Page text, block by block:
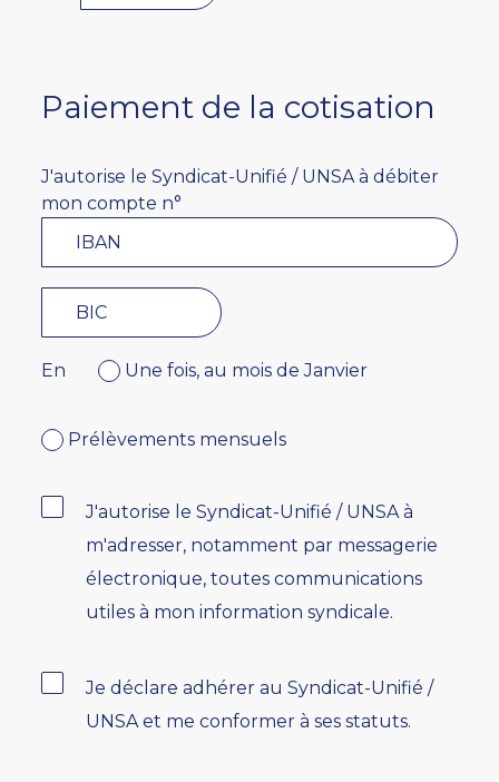
Paiement de la cotisation
J'autorise le Syndicat-Unifié / UNSA à débiter
mon compte n°
En Une fois, au mois de Janvier
Prélèvements mensuels
J'autorise le Syndicat-Unifié / UNSA à
m'adresser, notamment par messagerie
électronique, toutes communications
utiles à mon information syndicale.
Je déclare adhérer au Syndicat-Unifié /
UNSA et me conformer à ses statuts.